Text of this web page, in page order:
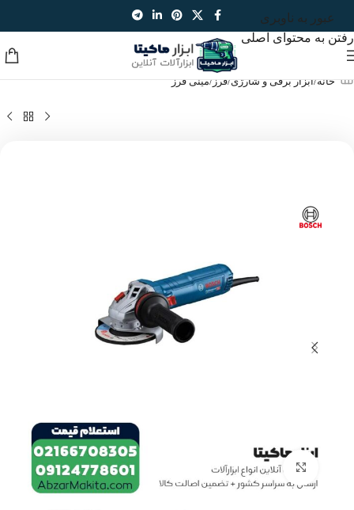
عبور به ناوبری
رفتن به محتوای اصلی
خانه/ابزار برقی و شارژی/فرز/مینی فرز
بزرگنمایی تصویر